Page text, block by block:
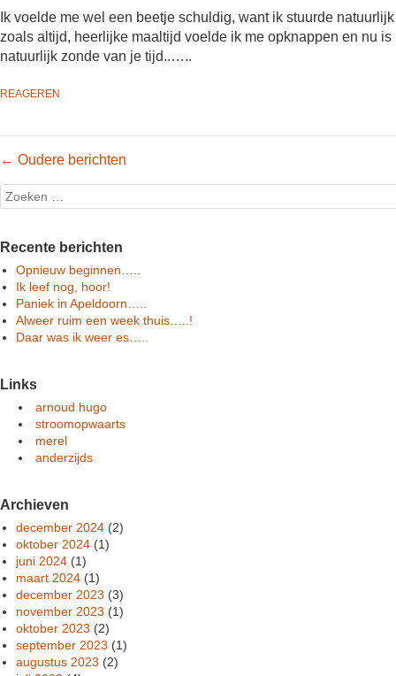
Ik voelde me wel een beetje schuldig, want ik stuurde
zoals altijd, heerlijke maaltijd voelde ik me opknappen en nu
natuurlijk zonde van je tijd..…..
REAGEREN
Post navigation
← Oudere berichten
Search
Recente berichten
Opnieuw beginnen…..
Ik leef nog, hoor!
Paniek in Apeldoorn…..
Alweer ruim een week thuis…..!
Daar was ik weer es…..
Links
arnoud hugo
stroomopwaarts
merel
anderzijds
Archieven
december 2024 (2)
oktober 2024 (1)
juni 2024 (1)
maart 2024 (1)
december 2023 (3)
november 2023 (1)
oktober 2023 (2)
september 2023 (1)
augustus 2023 (2)